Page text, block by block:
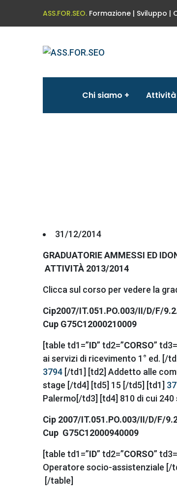
ASS.FOR.SEO. Formazione | Sviluppo |
Chi siamo Attività
31/12/2014
GRADUATORIE AMMESSI ED
ATTIVITÀ 2013/2014
Clicca sul corso per vedere la
Cip2007/IT.051.PO.003/II/D/F/
Cup G75C12000210009
[table td1=”ID” td2=”CORSO”
ai servizi di ricevimento 1° ed. [/
3794 [/td1] [td2] Addetto alle
stage [/td4] [td5] 15 [/td5] [td1]
Palermo[/td3] [td4] 810 di cui
Cip 2007/IT.051.PO.003/II/D/F/
Cup G75C12000940009
[table td1=”ID” td2=”CORSO”
Operatore socio-assistenziale [/
[/table]